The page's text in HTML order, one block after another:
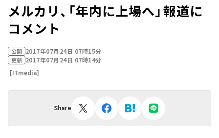
メルカリ、「年内に上場へ」報道に
コメント
公開 2017年07月24日 07時15分
更新 2017年07月24日 07時14分
[ITmedia]
Share